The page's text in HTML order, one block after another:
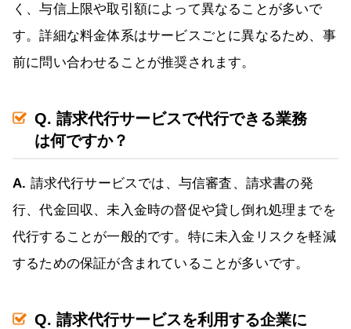
く、与信上限や取引額によって異なることが多いで
す。詳細な料金体系はサービスごとに異なるため、事
前に問い合わせることが推奨されます。
Q. 請求代行サービスで代行できる業務
は何ですか？
A. 請求代行サービスでは、与信審査、請求書の発
行、代金回収、未入金時の督促や貸し倒れ処理までを
代行することが一般的です。特に未入金リスクを軽減
するための保証が含まれていることが多いです。
Q. 請求代行サービスを利用する企業に